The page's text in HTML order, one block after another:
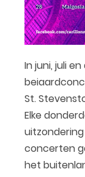
In juni, juli
St.
Elke
uitzondering
concerten
het